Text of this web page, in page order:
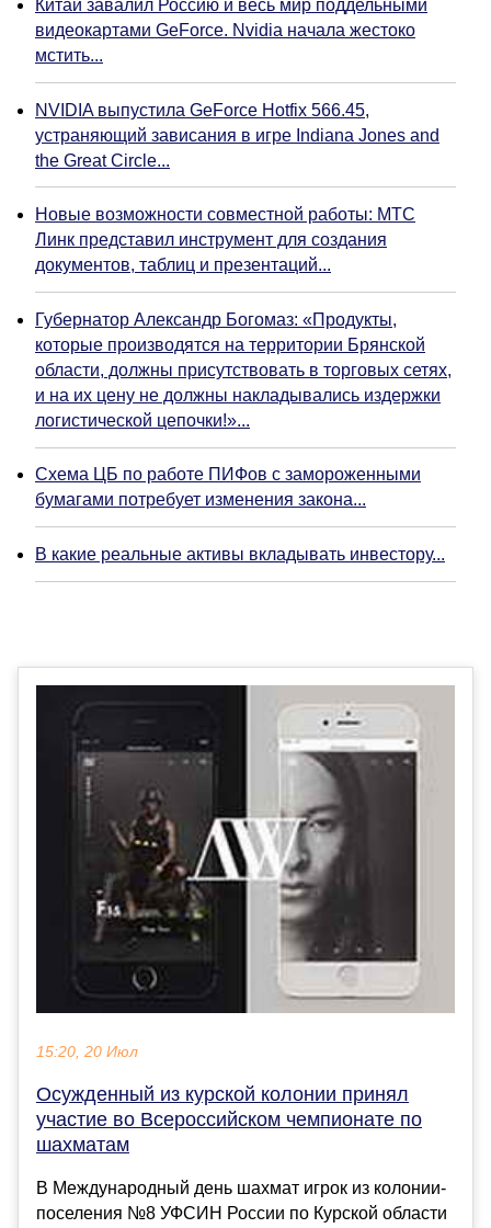
Китай завалил Россию и весь мир поддельными
видеокартами GeForce. Nvidia начала жестоко
мстить...
NVIDIA выпустила GeForce Hotfix 566.45,
устраняющий зависания в игре Indiana Jones and
the Great Circle...
Новые возможности совместной работы: МТС
Линк представил инструмент для создания
документов, таблиц и презентаций...
Губернатор Александр Богомаз: «Продукты,
которые производятся на территории Брянской
области, должны присутствовать в торговых сетях,
и на их цену не должны накладывались издержки
логистической цепочки!»...
Схема ЦБ по работе ПИФов с замороженными
бумагами потребует изменения закона...
В какие реальные активы вкладывать инвестору...
15:20, 20 Июл
Осужденный из курской колонии принял
участие во Всероссийском чемпионате по
шахматам
В Международный день шахмат игрок из колонии-
поселения №8 УФСИН России по Курской области